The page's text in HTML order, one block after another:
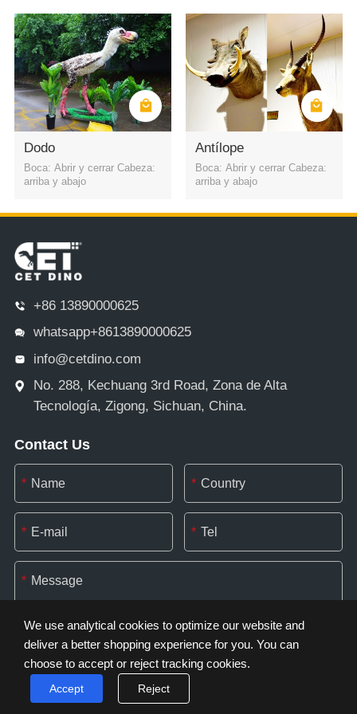
Dodo
Boca: Abrir y cerrar Cabeza:
arriba y abajo
Antílope
Boca: Abrir y cerrar Cabeza:
arriba y abajo
+86 13890000625
whatsapp+8613890000625
info@cetdino.com
No. 288, Kechuang 3rd Road, Zona de Alta
Tecnología, Zigong, Sichuan, China.
Contact Us
* *
* *
*
*
We use analytical cookies to optimize our website and
deliver a better shopping experience for you. You can
choose to accept or reject tracking cookies.
Accept Reject